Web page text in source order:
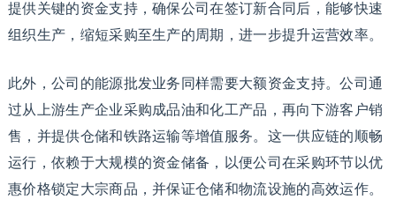
提供关键的资金支持，确保公司在签订新合同后，能够快速
组织生产，缩短采购至生产的周期，进一步提升运营效率。
此外，公司的能源批发业务同样需要大额资金支持。公司通
过从上游生产企业采购成品油和化工产品，再向下游客户销
售，并提供仓储和铁路运输等增值服务。这一供应链的顺畅
运行，依赖于大规模的资金储备，以便公司在采购环节以优
惠价格锁定大宗商品，并保证仓储和物流设施的高效运作。